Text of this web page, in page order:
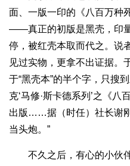
面、一版一印的《八百万种
——真正的初版是黑壳，印
停，被红壳本取而代之。说
见过实物，更拿不出证据。
于“黑壳本”的半个字，只搜
克‘马修·斯卡德系列’之《
出版……据（时任）社长谢
当头炮。”
不久之后，有心的小伙伴